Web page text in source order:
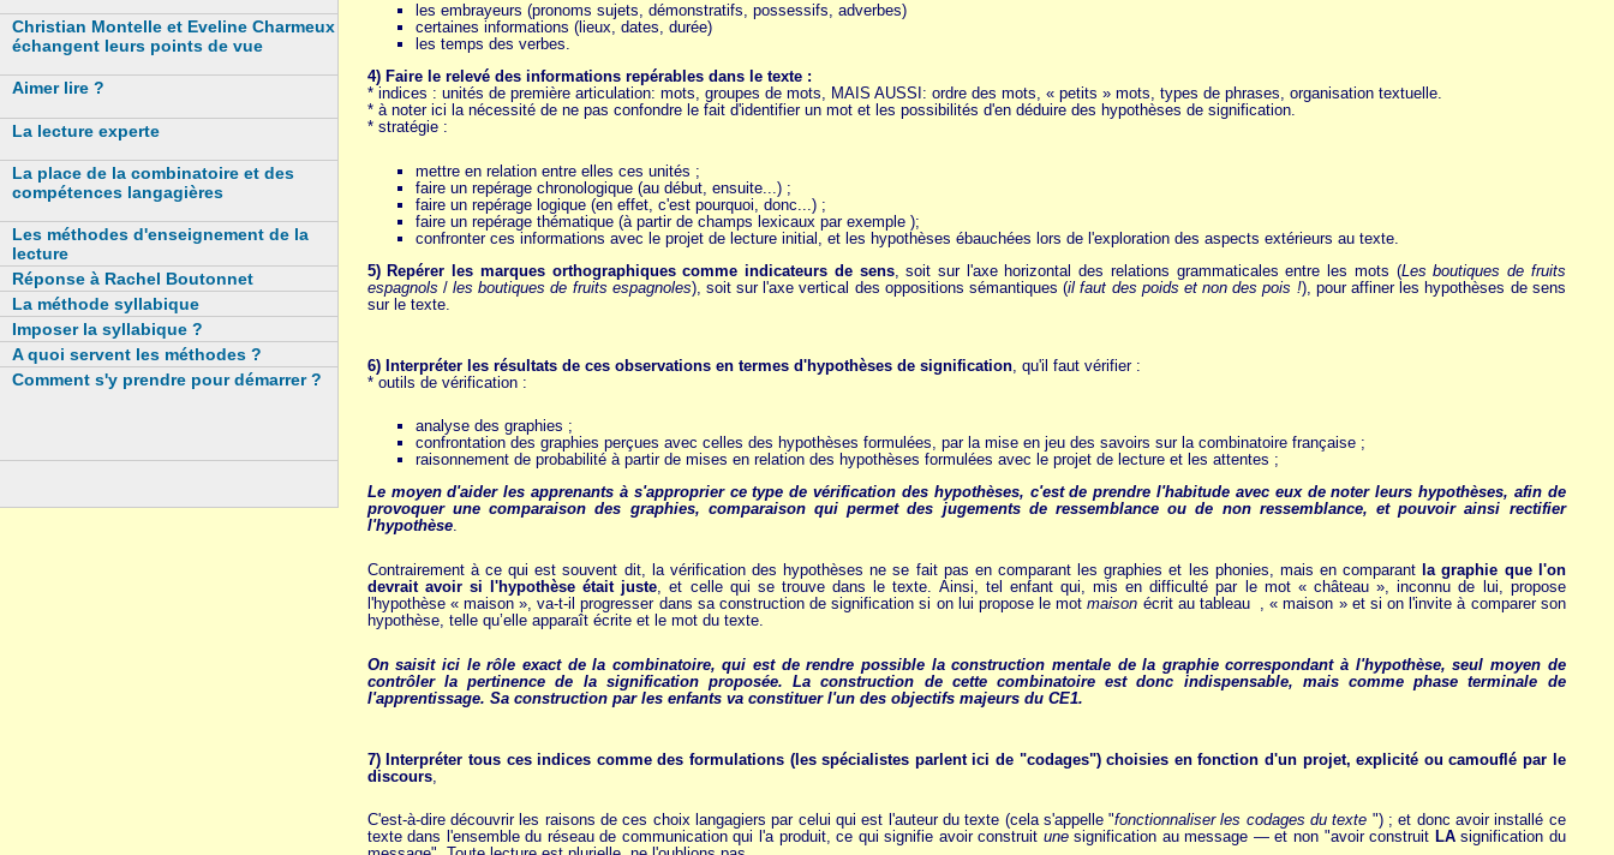
les embrayeurs (pronoms sujets, démonstratifs, possessifs, adverbes)
certaines informations (lieux, dates, durée)
les temps des verbes.
4) Faire le relevé des informations repérables dans le texte :
* indices : unités de première articulation: mots, groupes de mots, MAIS AUSSI: ordre des mots, « petits » mots, types de phrases, organisation textuelle.
* à noter ici la nécessité de ne pas confondre le fait d'identifier un mot et les possibilités d'en déduire des hypothèses de signification.
* stratégie :
mettre en relation entre elles ces unités ;
faire un repérage chronologique (au début, ensuite...) ;
faire un repérage logique (en effet, c'est pourquoi, donc...) ;
faire un repérage thématique (à partir de champs lexicaux par exemple );
confronter ces informations avec le projet de lecture initial, et les hypothèses ébauchées lors de l'exploration des aspects extérieurs au texte.
5) Repérer les marques orthographiques comme indicateurs de sens, soit sur l'axe horizontal des relations grammaticales entre les mots (Les boutiques de fruits
espagnols /les boutiques de fruits espagnoles), soit sur l'axe vertical des oppositions sémantiques (il faut des poids et non des pois !), pour affiner les hypothèses de sens
sur le texte.
6) Interpréter les résultats de ces observations en termes d'hypothèses de signification, qu'il faut vérifier :
* outils de vérification :
analyse des graphies ;
confrontation des graphies perçues avec celles des hypothèses formulées, par la mise en jeu des savoirs sur la combinatoire française ;
raisonnement de probabilité à partir de mises en relation des hypothèses formulées avec le projet de lecture et les attentes ;
Le moyen d'aider les apprenants à s'approprier ce type de vérification des hypothèses, c'est de prendre l'habitude avec eux de noter leurs hypothèses, afin de
provoquer une comparaison des graphies, comparaison qui permet des jugements de ressemblance ou de non ressemblance, et pouvoir ainsi rectifier
l'hypothèse.
Contrairement à ce qui est souvent dit, la vérification des hypothèses ne se fait pas en comparant les graphies et les phonies, mais en comparant la graphie que l'on
devrait avoir si l'hypothèse était juste , et celle qui se trouve dans le texte. Ainsi, tel enfant qui, mis en difficulté par le mot « château », inconnu de lui, propose
l'hypothèse « maison », va-t-il progresser dans sa construction de signification si on lui propose le motmaison écrit au tableau , « maison » et si on l'invite à comparer son
hypothèse, telle qu’elle apparaît écrite et le mot du texte.
On saisit ici le rôle exact de la combinatoire, qui est de rendre possible la construction mentale de la graphie correspondant à l'hypothèse, seul moyen de
contrôler la pertinence de la signification proposée. La construction de cette combinatoire est donc indispensable, mais comme phase terminale de
l'apprentissage. Sa construction par les enfants va constituer l'un des objectifs majeurs du CE1.
7) Interpréter tous ces indices comme des formulations (les spécialistes parlent ici de "codages") choisies en fonction d'un projet, explicité ou camouflé par le
discours,
C'est-à-dire découvrir les raisons de ces choix langagiers par celui qui est l'auteur du texte (cela s'appelle "fonctionnaliser les codages du texte ") ; et donc avoir installé ce
texte dans l'ensemble du réseau de communication qui l'a produit, ce qui signifie avoir construit unesignification au message — et non "avoir construit LAsignification du
Christian Montelle et Eveline Charmeux
échangent leurs points de vue
Aimer lire ?
La lecture experte
La place de la combinatoire et des
compétences langagières
Les méthodes d'enseignement de la
lecture
Réponse à Rachel Boutonnet
La méthode syllabique
Imposer la syllabique ?
A quoi servent les méthodes ?
Comment s'y prendre pour démarrer ?